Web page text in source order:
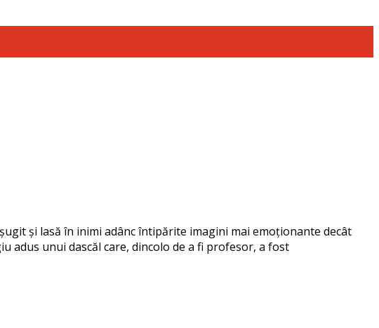
și lasă în inimi adânc întipărite imagini mai emoționante decât
adus unui dascăl care, dincolo de a fi profesor, a fost